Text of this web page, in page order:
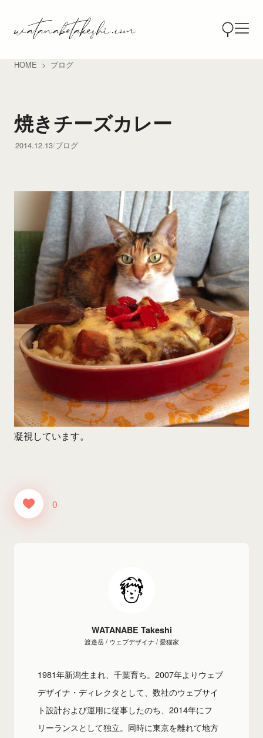
HOME ブログ
焼きチーズカレー
2014.12.13 ブログ
凝視しています。
0
WATANABE Takeshi
渡邉岳 / ウェブデザイナ / 愛猫家
1981年新潟生まれ、千葉育ち。2007年よりウェブ
デザイナ・ディレクタとして、数社のウェブサイ
ト設計および運用に従事したのち、2014年にフ
リーランスとして独立。同時に東京を離れて地方